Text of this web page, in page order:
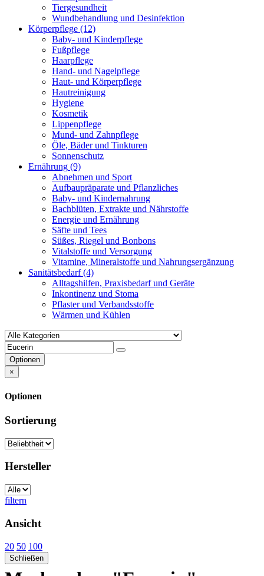
Tiergesundheit
Wundbehandlung und Desinfektion
Körperpflege (12)
Baby- und Kinderpflege
Fußpflege
Haarpflege
Hand- und Nagelpflege
Haut- und Körperpflege
Hautreinigung
Hygiene
Kosmetik
Lippenpflege
Mund- und Zahnpflege
Öle, Bäder und Tinkturen
Sonnenschutz
Ernährung (9)
Abnehmen und Sport
Aufbaupräparate und Pflanzliches
Baby- und Kindernahrung
Bachblüten, Extrakte und Nährstoffe
Energie und Ernährung
Säfte und Tees
Süßes, Riegel und Bonbons
Vitalstoffe und Versorgung
Vitamine, Mineralstoffe und Nahrungsergänzung
Sanitätsbedarf(4)
Alltagshilfen, Praxisbedarf und Geräte
Inkontinenz und Stoma
Pflaster und Verbandsstoffe
Wärmen und Kühlen
Optionen
×
Optionen
Sortierung
Hersteller
filtern
Ansicht
20 50 100
Schließen